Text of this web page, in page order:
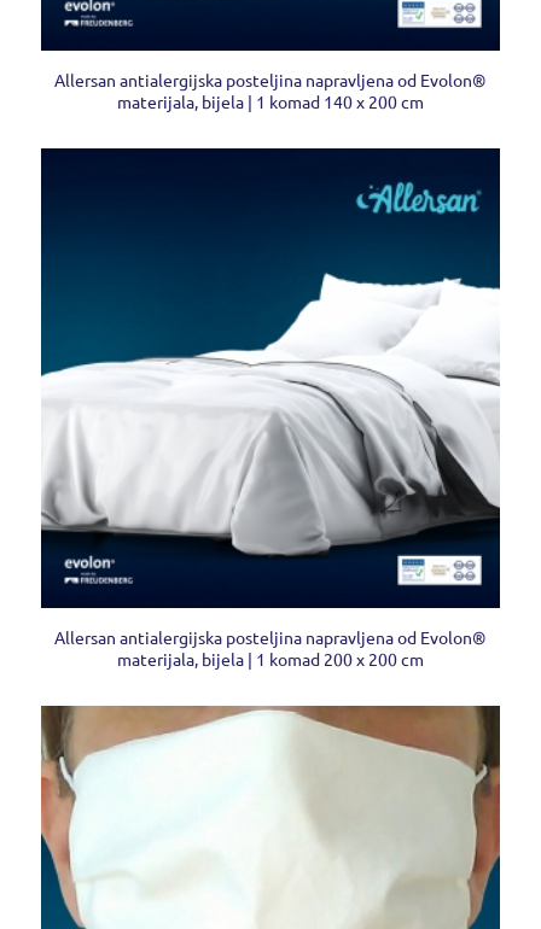
Allersan antialergijska posteljina napravljena od Evolon®
materijala, bijela | 1 komad 140 x 200 cm
Allersan antialergijska posteljina napravljena od Evolon®
materijala, bijela | 1 komad 200 x 200 cm